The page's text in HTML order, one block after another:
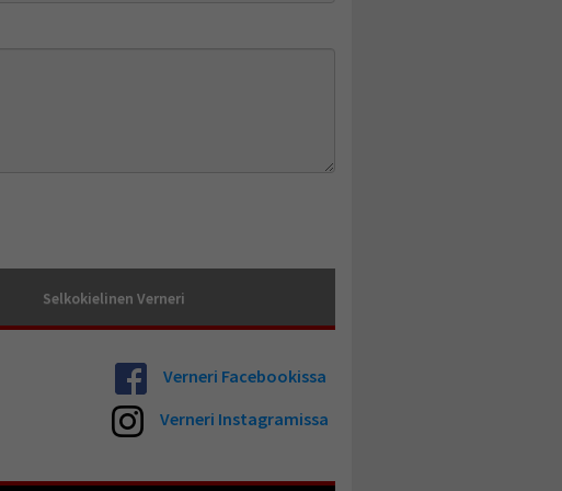
Selkokielinen Verneri
Verneri Facebookissa
Verneri Instagramissa